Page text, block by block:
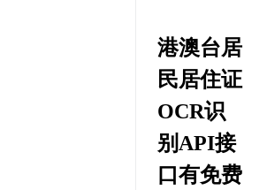
港澳台居
民居住证
OCR识
别API接
口有免费